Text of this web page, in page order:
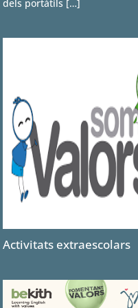
dels portàtils […]
Activitats extraescolars